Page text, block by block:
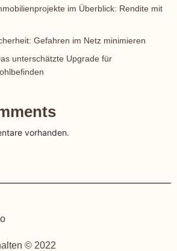
im Überblick: Rendite mit
Gefahren im Netz minimieren
unterschätzte Upgrade für
vorhanden.
© 2022